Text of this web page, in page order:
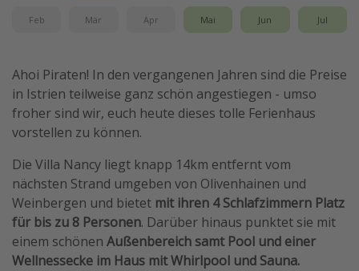
Hotels am Achensee
Reise Journal
Familienurlaub in der Türkei
Bahnreisen in der Schweiz
Reisepassfreie Reiseziele
Travel Know How
Silvesterreisen
Feb Mär Apr Mai Jun Jul
Ahoi Piraten! In den vergangenen Jahren sind die Preise
in Istrien teilweise ganz schön angestiegen - umso
froher sind wir, euch heute dieses tolle Ferienhaus
vorstellen zu können.
Die Villa Nancy liegt knapp 14km entfernt vom
nächsten Strand umgeben von Olivenhainen und
Weinbergen und bietet mit ihren 4 Schlafzimmern Platz
für bis zu 8 Personen. Darüber hinaus punktet sie mit
einem schönen Außenbereich samt Pool und einer
Wellnessecke im Haus mit Whirlpool und Sauna.